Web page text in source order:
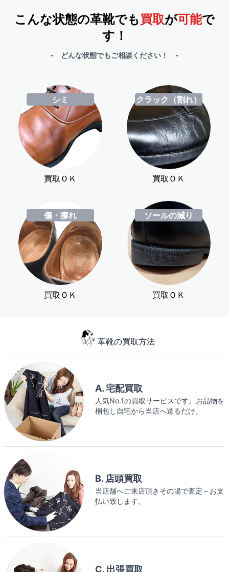
こんな状態の革靴でも買取が可能で
す！
- どんな状態でもご相談ください！ -
シミ
買取ＯＫ
クラック（割れ）
買取ＯＫ
傷・擦れ
買取ＯＫ
ソールの減り
買取ＯＫ
革靴の買取方法
A. 宅配買取
人気No.1の買取サービスです。お品物を
梱包し自宅から当店へ送るだけ。
B. 店頭買取
当店舗へご来店頂きその場で査定～お支
払い致します。
C. 出張買取